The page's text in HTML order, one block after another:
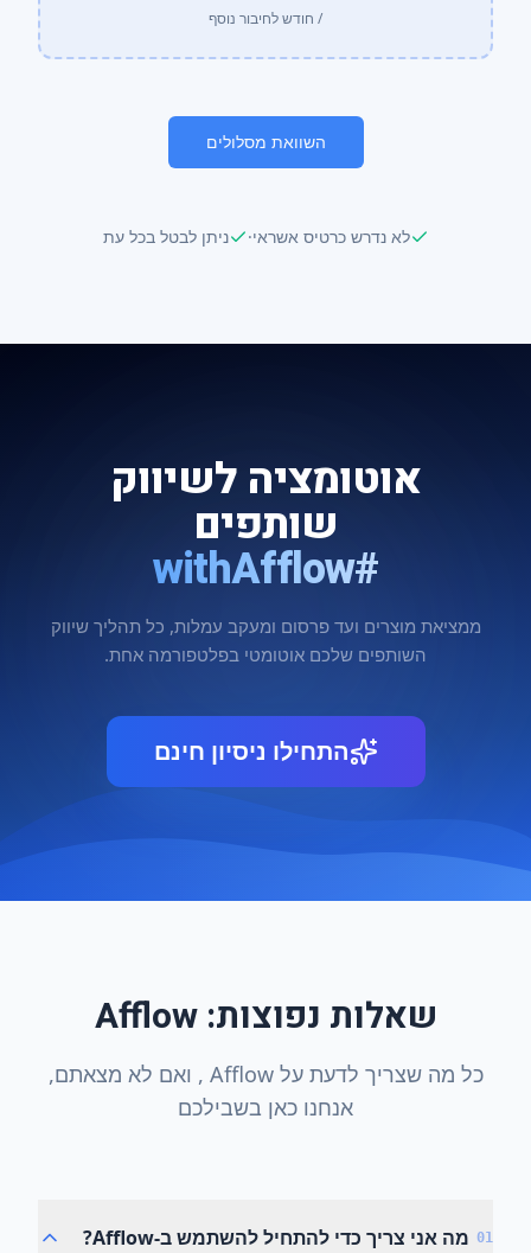
/ חודש לחיבור נוסף
השוואת מסלולים
לא נדרש כרטיס אשראי· ניתן לבטל בכל עת
אוטומציה לשיווק
שותפים
#withAfflow
ממציאת מוצרים ועד פרסום ומעקב עמלות, כל תהליך שיווק
השותפים שלכם אוטומטי בפלטפורמה אחת.
התחילו ניסיון חינם
שאלות נפוצות: Afflow
כל מה שצריך לדעת על Afflow , ואם לא מצאתם,
אנחנו כאן בשבילכם
01 מה אני צריך כדי להתחיל להשתמש ב-Afflow?